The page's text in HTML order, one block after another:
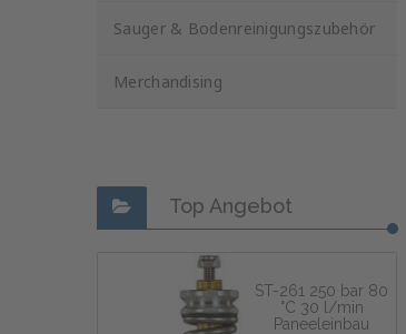
Sauger & Bodenreinigungszubehör
Merchandising
Top Angebot
ST-261 250 bar 80
°C 30 l/min
Paneeleinbau